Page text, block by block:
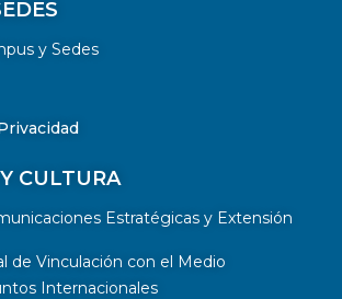
y Sedes
CULTURA
Estratégicas y Extensión
de Vinculación con el Medio
Internacionales